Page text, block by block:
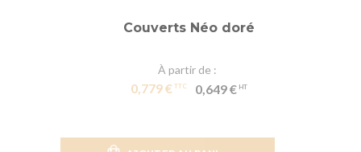
Couverts Néo doré
À partir de
0,779 € 0,649 €